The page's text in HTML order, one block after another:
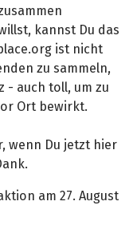
kannst Du das
ist nicht
zu sammeln,
- auch toll, um zu
Ort bewirkt.
wenn Du jetzt hier
am 27. August